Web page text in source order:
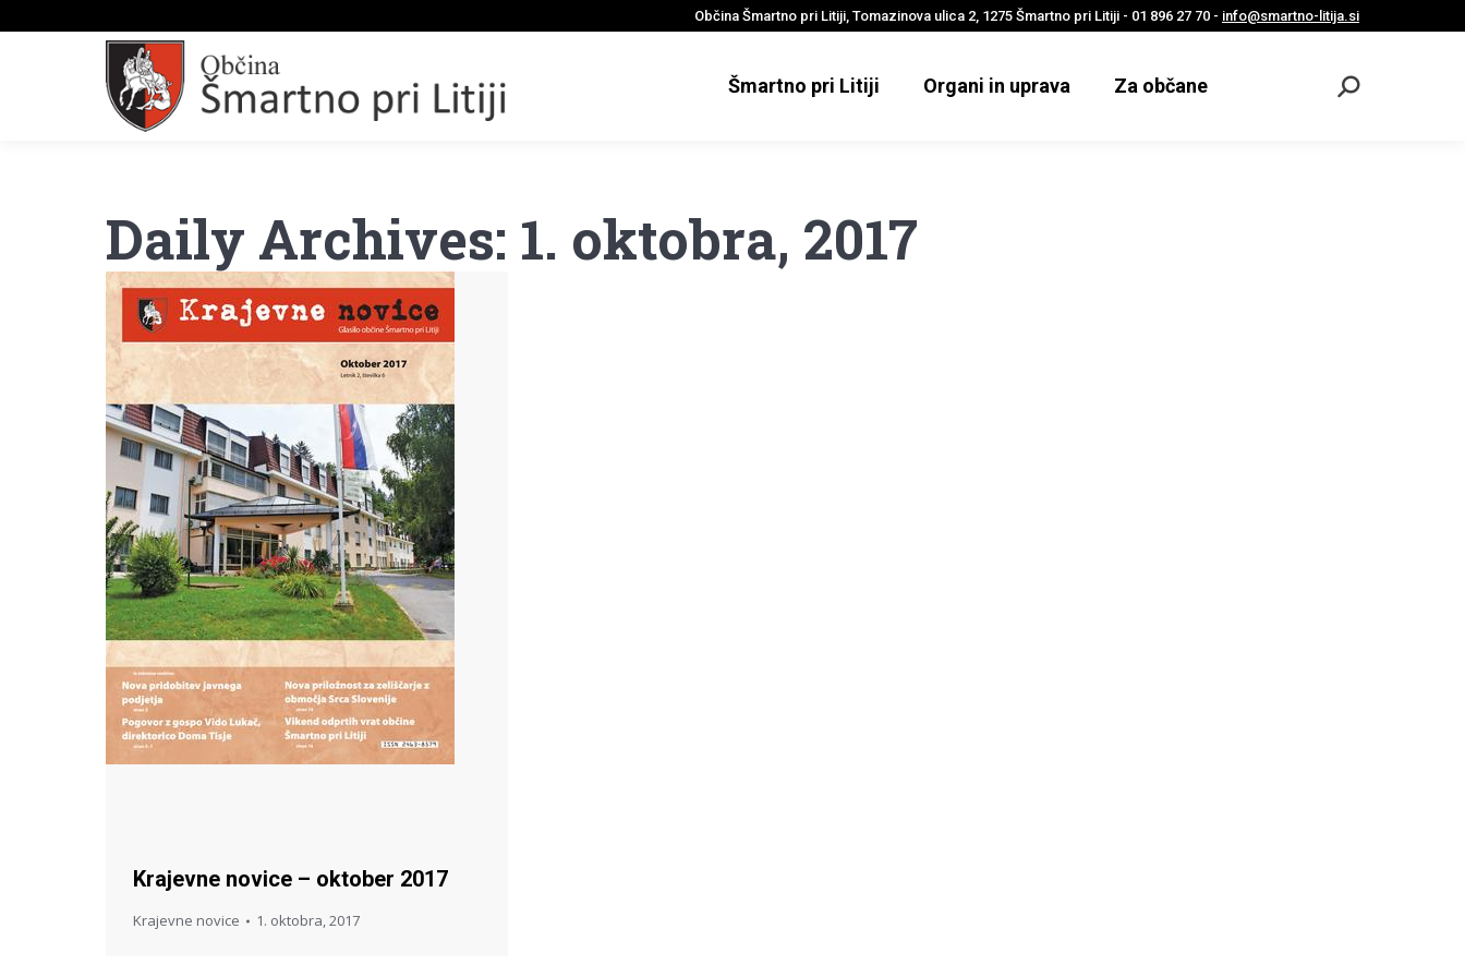
Občina Šmartno pri Litiji, Tomazinova ulica 2, 1275 Šmartno pri Litiji - 01 896 27 70 - info@smartno-litija.si
Šmartno pri Litiji Organi in uprava Za občane
Odpri
Daily Archives: 1. oktobra, 2017
Krajevne novice – oktober 2017
Krajevne novice 1. oktobra, 2017